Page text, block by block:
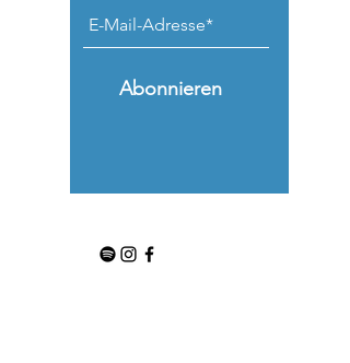
Abonnieren